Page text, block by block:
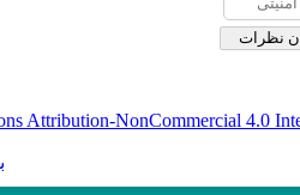
Creative Commons Attribution-
برگشت به